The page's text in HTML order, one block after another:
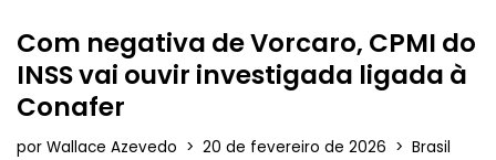
Com negativa de Vorcaro, CPMI do
INSS vai ouvir investigada ligada à
Conafer
por Wallace Azevedo 20 de fevereiro de 2026 Brasil